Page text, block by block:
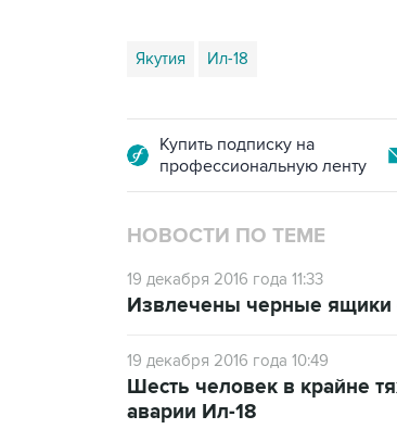
Якутия Ил-18
Купить подписку на
профессиональную ленту
НОВОСТИ ПО ТЕМЕ
19 декабря 2016 года 11:33
Извлечены черные ящики
19 декабря 2016 года 10:49
Шесть человек в крайне
аварии Ил-18